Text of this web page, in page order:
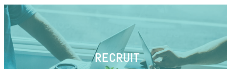
RECRUIT